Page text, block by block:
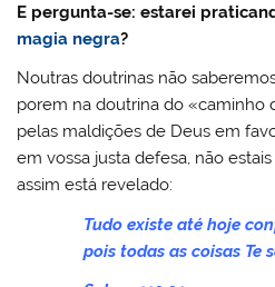
E pergunta-se: estarei
magia negra?
Noutras doutrinas não
porem na doutrina do «caminho
pelas maldições de Deus em
em vossa justa defesa, não
assim está revelado:
Tudo existe até hoje
pois todas as coisas Te